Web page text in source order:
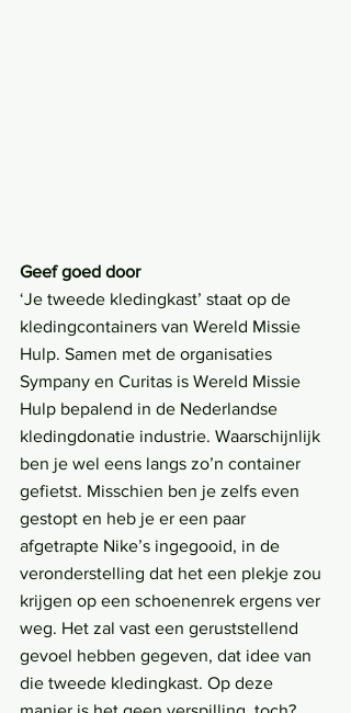
Geef goed door
‘Je tweede kledingkast’ staat op de
kledingcontainers van Wereld Missie
Hulp. Samen met de organisaties
Sympany en Curitas is Wereld Missie
Hulp bepalend in de Nederlandse
kledingdonatie industrie. Waarschijnlijk
ben je wel eens langs zo’n container
gefietst. Misschien ben je zelfs even
gestopt en heb je er een paar
afgetrapte Nike’s ingegooid, in de
veronderstelling dat het een plekje zou
krijgen op een schoenenrek ergens ver
weg. Het zal vast een geruststellend
gevoel hebben gegeven, dat idee van
die tweede kledingkast. Op deze